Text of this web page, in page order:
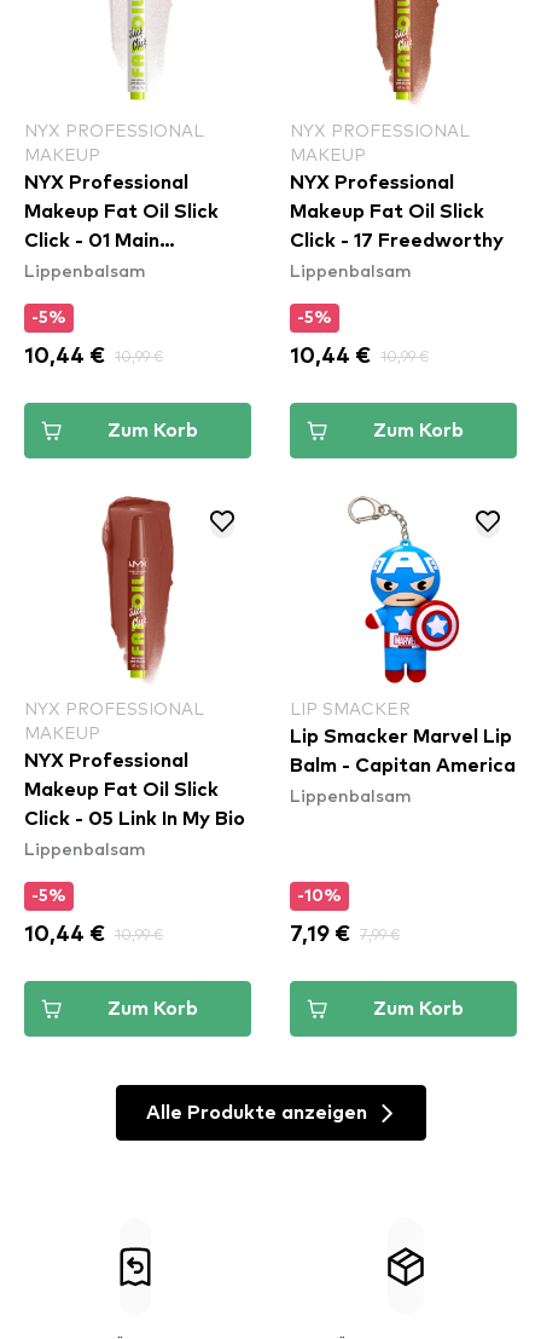
NYX PROFESSIONAL
MAKEUP
NYX Professional
Makeup Fat Oil Slick
Click - 01 Main
Character
Lippenbalsam
-5%
10,44 € 10,99 €
Zum Korb
NYX PROFESSIONAL
MAKEUP
NYX Professional
Makeup Fat Oil Slick
Click - 17 Freedworthy
Lippenbalsam
-5%
10,44 € 10,99 €
Zum Korb
NYX PROFESSIONAL
MAKEUP
NYX Professional
Makeup Fat Oil Slick
Click - 05 Link In My Bio
Lippenbalsam
-5%
10,44 € 10,99 €
Zum Korb
LIP SMACKER
Lip Smacker Marvel Lip
Balm - Capitan America
Lippenbalsam
-10%
7,19 € 7,99 €
Zum Korb
Alle Produkte anzeigen